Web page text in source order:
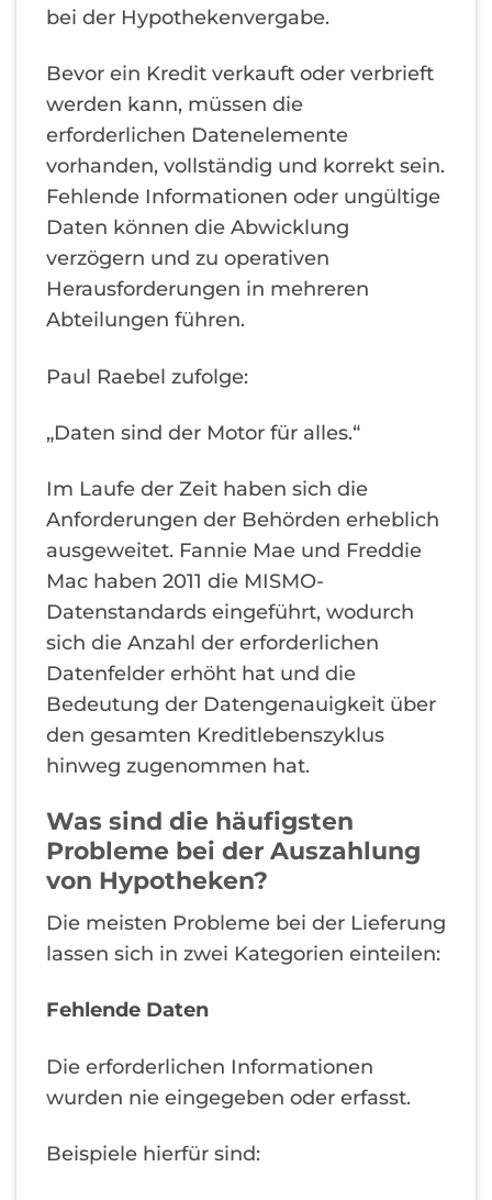
bei der Hypothekenvergabe.
Bevor ein Kredit verkauft oder verbrieft
werden kann, müssen die
erforderlichen Datenelemente
vorhanden, vollständig und korrekt sein.
Fehlende Informationen oder ungültige
Daten können die Abwicklung
verzögern und zu operativen
Herausforderungen in mehreren
Abteilungen führen.
Paul Raebel zufolge:
„Daten sind der Motor für alles.“
Im Laufe der Zeit haben sich die
Anforderungen der Behörden erheblich
ausgeweitet. Fannie Mae und Freddie
Mac haben 2011 die MISMO-
Datenstandards eingeführt, wodurch
sich die Anzahl der erforderlichen
Datenfelder erhöht hat und die
Bedeutung der Datengenauigkeit über
den gesamten Kreditlebenszyklus
hinweg zugenommen hat.
Was sind die häufigsten
Probleme bei der Auszahlung
von Hypotheken?
Die meisten Probleme bei der Lieferung
lassen sich in zwei Kategorien einteilen:
Fehlende Daten
Die erforderlichen Informationen
wurden nie eingegeben oder erfasst.
Beispiele hierfür sind: